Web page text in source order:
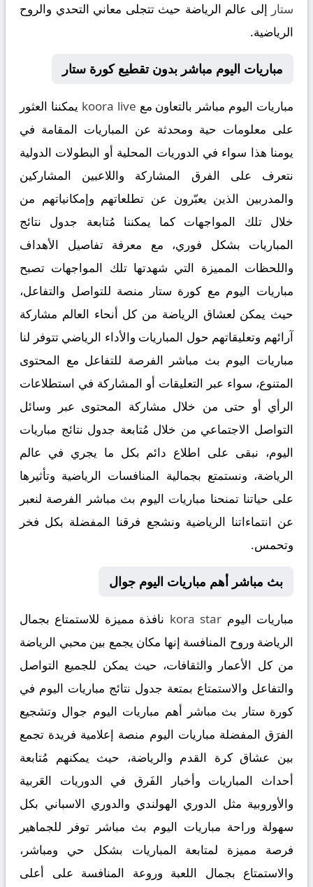
ستار إلى عالم الرياضة حيث تتجلى معاني التحدي والروح
الرياضية.
مباريات اليوم مباشر بدون تقطيع كورة ستار
مباريات اليوم مباشر بالتعاون مع koora live يمكننا العثور
على معلومات حية ومحدثة عن المباريات المقامة في
يومنا هذا سواء في الدوريات المحلية أو البطولات الدولية
نتعرف على الفرق المشاركة واللاعبين المشاركين
والمدربين الذين يعبّرون عن تطلعاتهم وإمكانياتهم من
خلال تلك المواجهات كما يمكننا مُتابعة جدول نتائج
المباريات بشكل فوري، مع معرفة تفاصيل الأهداف
واللحظات المميزة التي شهدتها تلك المواجهات تصبح
مباريات اليوم مع كورة ستار منصة للتواصل والتفاعل،
حيث يمكن لعشاق الرياضة من كل أنحاء العالم مشاركة
آرائهم وتعليقاتهم حول المباريات والأداء الرياضي تتوفر لنا
مباريات اليوم بث مباشر الفرصة للتفاعل مع المحتوى
المتنوع، سواء عبر التعليقات أو المشاركة في استطلاعات
الرأي أو حتى من خلال مشاركة المحتوى عبر وسائل
التواصل الاجتماعي من خلال مُتابعة جدول نتائج مباريات
اليوم، نبقى على اطلاع دائم بكل ما يجري في عالم
الرياضة، ونستمتع بجمالية المنافسات الرياضية وتأثيرها
على حياتنا تمنحنا مباريات اليوم بث مباشر الفرصة لنعبر
عن انتماءاتنا الرياضية ونشجع فرقنا المفضلة بكل فخر
وتحمس.
بث مباشر أهم مباريات اليوم جوال
مباريات اليوم kora star نافذة مميزة للاستمتاع بجمال
الرياضة وروح المنافسة إنها مكان يجمع بين محبي الرياضة
من كل الأعمار والثقافات، حيث يمكن للجميع التواصل
والتفاعل والاستمتاع بمتعة جدول نتائج مباريات اليوم في
كورة ستار بث مباشر أهم مباريات اليوم جوال وتشجيع
الفرَق المفضلة مباريات اليوم منصة إعلامية فريدة تجمع
بين عشاق كرة القدم والرياضة، حيث يمكنهم مُتابعة
أحداث المباريات وأخبار الفَرق في الدوريات العَربية
والأوروبية مثل الدوري الهولندي والدوري الاسباني بكل
سهولة وراحة مباريات اليوم بث مباشر توفر للجماهير
فرصة مميزة لمتابعة المباريات بشكل حي ومباشر،
والاستمتاع بجمال اللعبة وروعة المنافسة على أعلى